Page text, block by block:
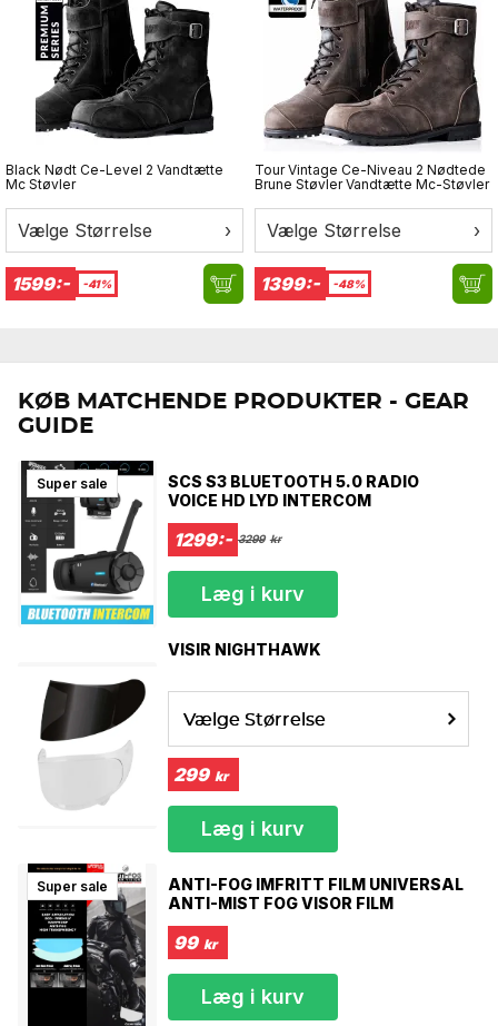
Black Nødt Ce-Level 2 Vandtætte
Mc Støvler
Vælge Størrelse ›
1599:- -41%
Tour Vintage Ce-Niveau 2 Nødtede
Brune Støvler Vandtætte Mc-Støvler
Vælge Størrelse ›
1399:- -48%
KØB MATCHENDE PRODUKTER - GEAR
GUIDE
Super sale
SCS S3 BLUETOOTH 5.0 RADIO
VOICE HD LYD INTERCOM
1299:- 3299 kr
Læg i kurv
VISIR NIGHTHAWK
Vælge Størrelse
299 kr
Læg i kurv
Super sale
ANTI-FOG IMFRITT FILM UNIVERSAL
ANTI-MIST FOG VISOR FILM
99 kr
Læg i kurv